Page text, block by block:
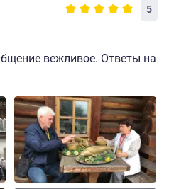
5
вежливое. Ответы на